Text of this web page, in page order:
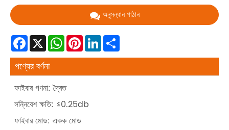
অনুসন্ধান পাঠান
Facebook
X WhatsApp
Pinterest
LinkedIn
পণ্যের বর্ণনা
ফাইবার গণনা: দ্বৈত
সন্নিবেশ ক্ষতি: ≤0.25db
ফাইবার মোড: একক মোড